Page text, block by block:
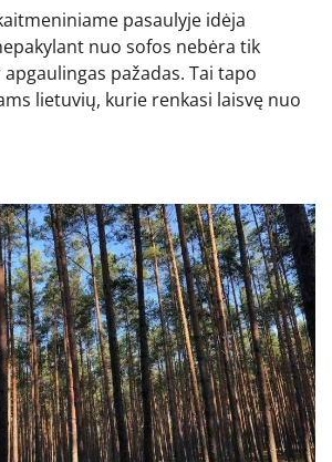
pasaulyje idėja
nuo sofos nebėra tik
pažadas. Tai tapo
lietuvių, kurie renkasi laisvę nuo